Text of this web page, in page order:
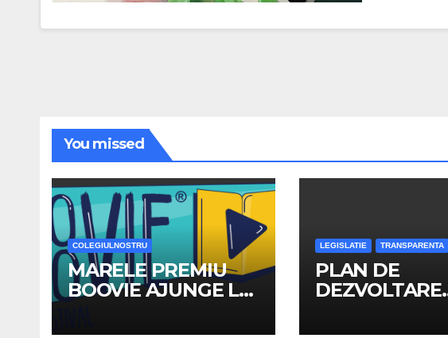
You missed
COLEGIULNOSTRU
MARELE PREMIU
BOOVIE AJUNGE LA
NATIONAL
LEGISLATIE TRANSPARENTA
PLAN DE
DEZVOLTARE
2024-2028